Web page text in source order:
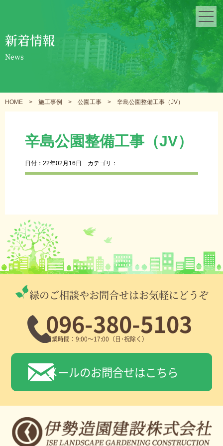
新着情報
News
HOME > 施工事例 > 公園工事 > 辛島公園整備工事（JV）
辛島公園整備工事（JV）
日付：22年02月16日 カテゴリ：
緑のご相談やお問合せはお気軽にどうぞ
096-380-5103
営業時間：9:00～17:00（日･祝除く）
メールのお問合せはこちら